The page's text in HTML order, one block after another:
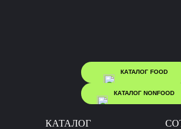
КАТАЛОГ FOOD
КАТАЛОГ NONFOOD
КАТАЛОГ